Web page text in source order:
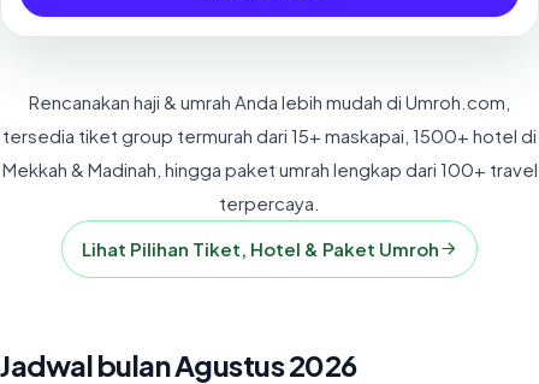
Rencanakan haji & umrah Anda lebih mudah di Umroh.com,
tersedia tiket group termurah dari 15+ maskapai, 1500+ hotel di
Mekkah & Madinah, hingga paket umrah lengkap dari 100+ travel
terpercaya.
Lihat Pilihan Tiket, Hotel & Paket Umroh
Jadwal bulan Agustus 2026